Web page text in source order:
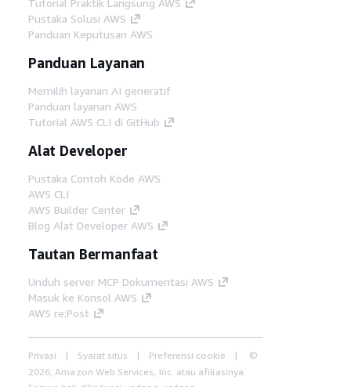
Pustaka Solusi AWS
Panduan Keputusan AWS
Panduan Layanan
Memilih layanan AI generatif
Panduan layanan AWS
Tutorial AWS CLI di GitHub
Alat Developer
Pustaka Contoh Kode AWS
AWS CLI
AWS Builder Center
Blog Alat Developer AWS
Tautan Bermanfaat
Unduh server MCP Dokumentasi AWS
Masuk ke Konsol AWS
AWS re:Post
Privasi Syarat situs Preferensi cookie
©
2026, Amazon Web Services, Inc. atau afiliasinya.